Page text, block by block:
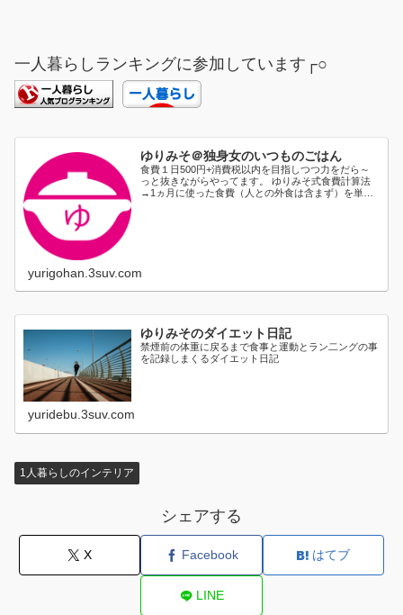
一人暮らしランキングに参加しています┌○
ゆりみそ＠独身女のいつものごはん
食費１日500円+消費税以内を目指しつつ力をだら～
っと抜きながらやってます。 ゆりみそ式食費計算法
→1ヵ月に使った食費（人との外食は含まず）を単純
yurigohan.3suv.com
ゆりみそのダイエット日記
禁煙前の体重に戻るまで食事と運動とラン二ングの事
を記録しまくるダイエット日記
yuridebu.3suv.com
1人暮らしのインテリア
シェアする
X Facebook はてブ
LINE